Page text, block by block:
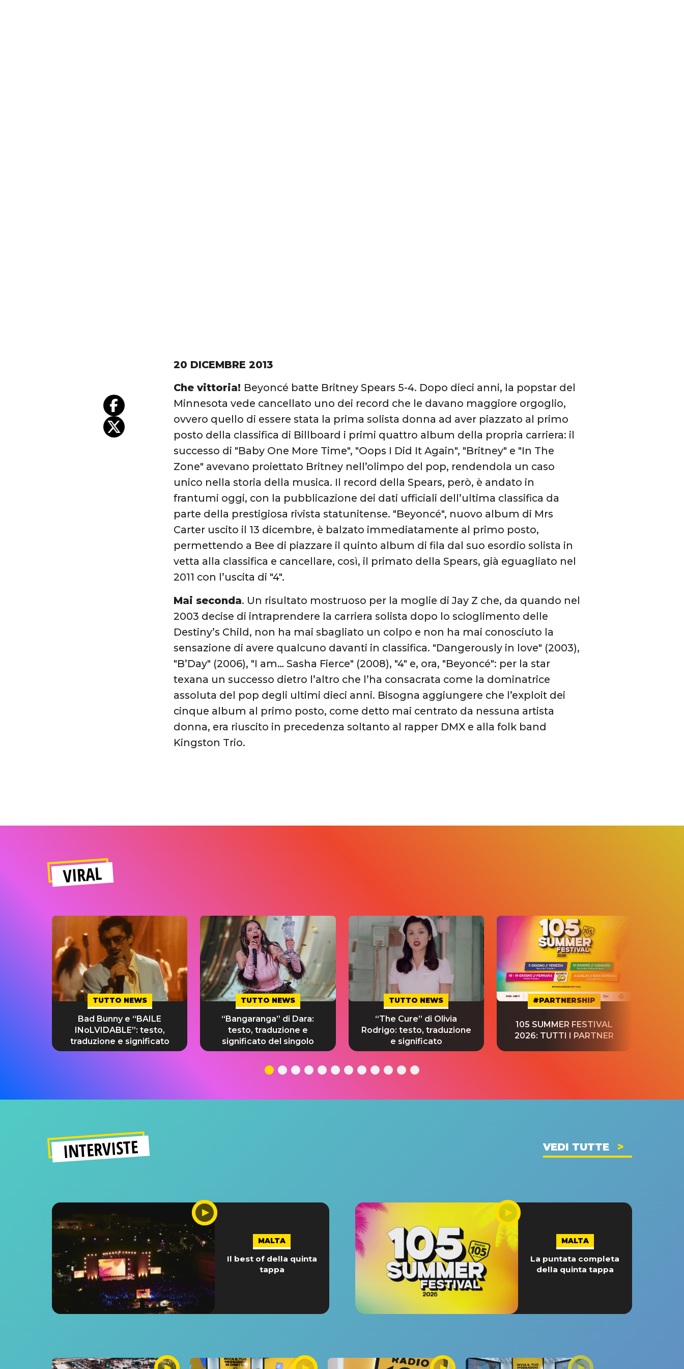
20 DICEMBRE 2013
Che vittoria! Beyoncé batte Britney Spears 5-4. Dopo dieci anni, la popstar del
Minnesota vede cancellato uno dei record che le davano maggiore orgoglio,
ovvero quello di essere stata la prima solista donna ad aver piazzato al primo
posto della classifica di Billboard i primi quattro album della propria carriera: il
successo di "Baby One More Time", "Oops I Did It Again", "Britney" e "In The
Zone" avevano proiettato Britney nell’olimpo del pop, rendendola un caso
unico nella storia della musica. Il record della Spears, però, è andato in
frantumi oggi, con la pubblicazione dei dati ufficiali dell’ultima classifica da
parte della prestigiosa rivista statunitense. "Beyoncé", nuovo album di Mrs
Carter uscito il 13 dicembre, è balzato immediatamente al primo posto,
permettendo a Bee di piazzare il quinto album di fila dal suo esordio solista in
vetta alla classifica e cancellare, così, il primato della Spears, già eguagliato nel
2011 con l’uscita di "4".
Mai seconda. Un risultato mostruoso per la moglie di Jay Z che, da quando nel
2003 decise di intraprendere la carriera solista dopo lo scioglimento delle
Destiny’s Child, non ha mai sbagliato un colpo e non ha mai conosciuto la
sensazione di avere qualcuno davanti in classifica. "Dangerously in love" (2003),
"B’Day" (2006), "I am… Sasha Fierce" (2008), "4" e, ora, "Beyoncé": per la star
texana un successo dietro l’altro che l’ha consacrata come la dominatrice
assoluta del pop degli ultimi dieci anni. Bisogna aggiungere che l’exploit dei
cinque album al primo posto, come detto mai centrato da nessuna artista
donna, era riuscito in precedenza soltanto al rapper DMX e alla folk band
Kingston Trio.
VIRAL
TUTTO NEWS
Bad Bunny e “BAILE
INoLVIDABLE”: testo,
traduzione e significato
TUTTO NEWS
“Bangaranga” di Dara:
testo, traduzione e
significato del singolo
TUTTO NEWS
“The Cure” di Olivia
Rodrigo: testo, traduzione
e significato
#PARTNERSHIP
105 SUMMER FESTIVAL
2026: TUTTI I PARTNER
INTERVISTE VEDI TUTTE
MALTA
Il best of della quinta
tappa
MALTA
La puntata completa
della quinta tappa